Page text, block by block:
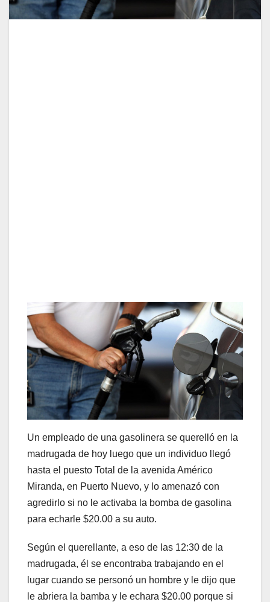
Un empleado de una gasolinera se querelló en la
madrugada de hoy luego que un individuo llegó
hasta el puesto Total de la avenida Américo
Miranda, en Puerto Nuevo, y lo amenazó con
agredirlo si no le activaba la bomba de gasolina
para echarle $20.00 a su auto.
Según el querellante, a eso de las 12:30 de la
madrugada, él se encontraba trabajando en el
lugar cuando se personó un hombre y le dijo que
le abriera la bamba y le echara $20.00 porque si